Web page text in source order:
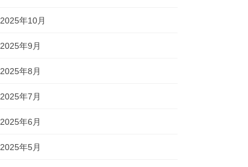
2025年10月
2025年9月
2025年8月
2025年7月
2025年6月
2025年5月